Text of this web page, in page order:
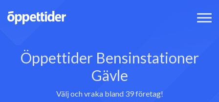
Öppettider Bensinstationer
Gävle
Välj och vraka bland 39 företag!